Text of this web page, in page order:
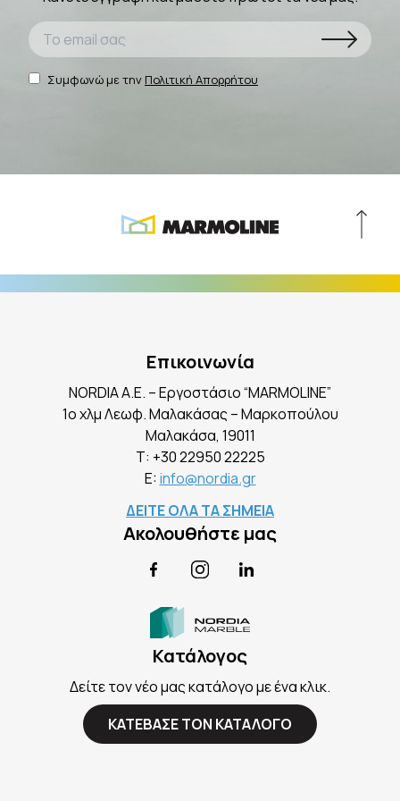
Συμφωνώ με την Πολιτική Απορρήτου
Επικοινωνία
NORDIA A.E. – Εργοστάσιο “MARMOLINE”
1ο χλμ Λεωφ. Μαλακάσας – Μαρκοπούλου
Mαλακάσα, 19011
Τ: +30 22950 22225
E:info@nordia.gr
ΔΕΙΤΕ ΟΛΑ ΤΑ ΣΗΜΕΙΑ
Ακολουθήστε μας
FacebookInstagramLinkedIn
Κατάλογος
Δείτε τον νέο μας κατάλογο με ένα κλικ.
ΚΑΤΕΒΑΣΕ ΤΟΝ ΚΑΤΑΛΟΓΟ